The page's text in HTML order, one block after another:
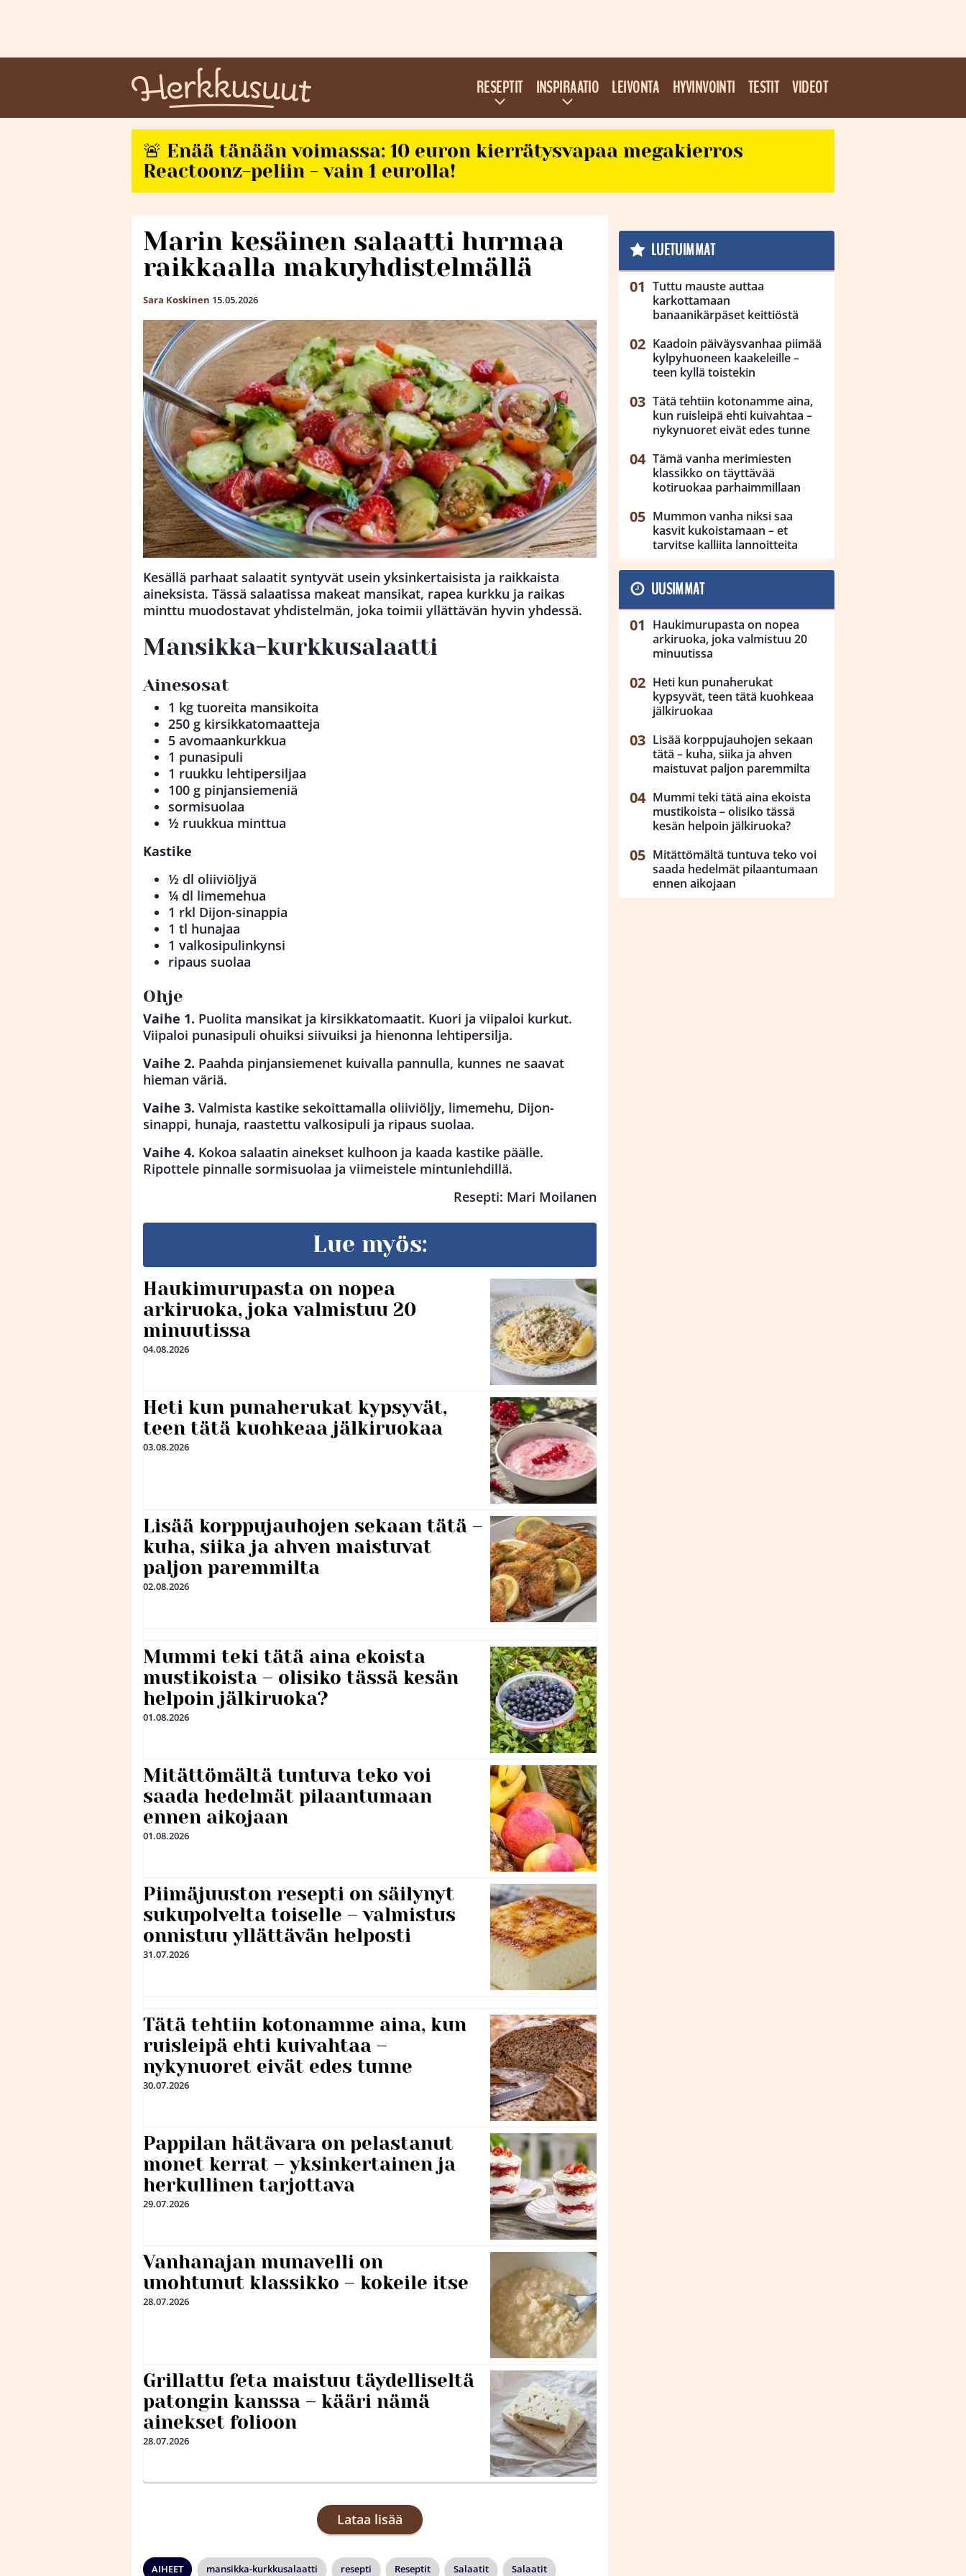
RESEPTIT INSPIRAATIO LEIVONTA HYVINVOINTI TESTIT VIDEOT
🚨 Enää tänään voimassa: 10 euron kierrätysvapaa megakierros
Reactoonz-peliin - vain 1 eurolla!
Marin kesäinen salaatti hurmaa
raikkaalla makuyhdistelmällä
Sara Koskinen 15.05.2026
Kesällä parhaat salaatit syntyvät usein yksinkertaisista ja raikkaista
aineksista. Tässä salaatissa makeat mansikat, rapea kurkku ja raikas
minttu muodostavat yhdistelmän, joka toimii yllättävän hyvin yhdessä.
Mansikka-kurkkusalaatti
Ainesosat
1 kg tuoreita mansikoita
250 g kirsikkatomaatteja
5 avomaankurkkua
1 punasipuli
1 ruukku lehtipersiljaa
100 g pinjansiemeniä
sormisuolaa
½ ruukkua minttua
Kastike
½ dl oliiviöljyä
¼ dl limemehua
1 rkl Dijon-sinappia
1 tl hunajaa
1 valkosipulinkynsi
ripaus suolaa
Ohje
Vaihe 1. Puolita mansikat ja kirsikkatomaatit. Kuori ja viipaloi kurkut.
Viipaloi punasipuli ohuiksi siivuiksi ja hienonna lehtipersilja.
Vaihe 2. Paahda pinjansiemenet kuivalla pannulla, kunnes ne saavat
hieman väriä.
Vaihe 3. Valmista kastike sekoittamalla oliiviöljy, limemehu, Dijon-
sinappi, hunaja, raastettu valkosipuli ja ripaus suolaa.
Vaihe 4. Kokoa salaatin ainekset kulhoon ja kaada kastike päälle.
Ripottele pinnalle sormisuolaa ja viimeistele mintunlehdillä.
Resepti: Mari Moilanen
Lue myös:
Haukimurupasta on nopea
arkiruoka, joka valmistuu 20
minuutissa
04.08.2026
Heti kun punaherukat kypsyvät,
teen tätä kuohkeaa jälkiruokaa
03.08.2026
Lisää korppujauhojen sekaan tätä –
kuha, siika ja ahven maistuvat
paljon paremmilta
02.08.2026
Mummi teki tätä aina ekoista
mustikoista – olisiko tässä kesän
helpoin jälkiruoka?
01.08.2026
Mitättömältä tuntuva teko voi
saada hedelmät pilaantumaan
ennen aikojaan
01.08.2026
Piimäjuuston resepti on säilynyt
sukupolvelta toiselle – valmistus
onnistuu yllättävän helposti
31.07.2026
Tätä tehtiin kotonamme aina, kun
ruisleipä ehti kuivahtaa –
nykynuoret eivät edes tunne
30.07.2026
Pappilan hätävara on pelastanut
monet kerrat – yksinkertainen ja
herkullinen tarjottava
29.07.2026
Vanhanajan munavelli on
unohtunut klassikko – kokeile itse
28.07.2026
Grillattu feta maistuu täydelliseltä
patongin kanssa – kääri nämä
ainekset folioon
28.07.2026
Lataa lisää
AIHEET mansikka-kurkkusalaatti resepti Reseptit Salaatit Salaatit
LUETUIMMAT
Tuttu mauste auttaa
karkottamaan
banaanikärpäset keittiöstä
Kaadoin päiväysvanhaa piimää
kylpyhuoneen kaakeleille –
teen kyllä toistekin
Tätä tehtiin kotonamme aina,
kun ruisleipä ehti kuivahtaa –
nykynuoret eivät edes tunne
Tämä vanha merimiesten
klassikko on täyttävää
kotiruokaa parhaimmillaan
Mummon vanha niksi saa
kasvit kukoistamaan – et
tarvitse kalliita lannoitteita
UUSIMMAT
Haukimurupasta on nopea
arkiruoka, joka valmistuu 20
minuutissa
Heti kun punaherukat
kypsyvät, teen tätä kuohkeaa
jälkiruokaa
Lisää korppujauhojen sekaan
tätä – kuha, siika ja ahven
maistuvat paljon paremmilta
Mummi teki tätä aina ekoista
mustikoista – olisiko tässä
kesän helpoin jälkiruoka?
Mitättömältä tuntuva teko voi
saada hedelmät pilaantumaan
ennen aikojaan